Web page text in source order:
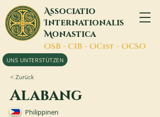
Associatio
Internationalis
Monastica
OSB - CIB - OCist - OCSO
UNS UNTERSTÜTZEN
< Zurück
Alabang
Philippinen